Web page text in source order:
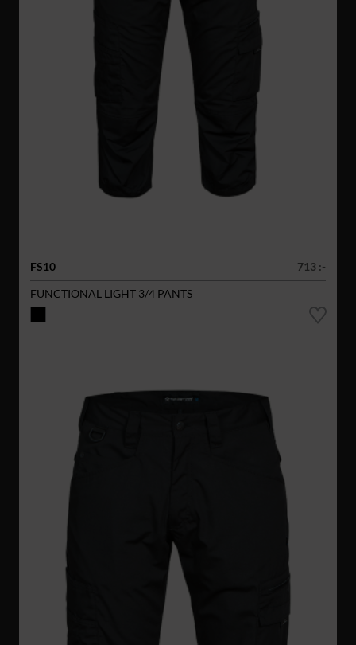
FS10
713 :-
FUNCTIONAL LIGHT 3/4 PANTS